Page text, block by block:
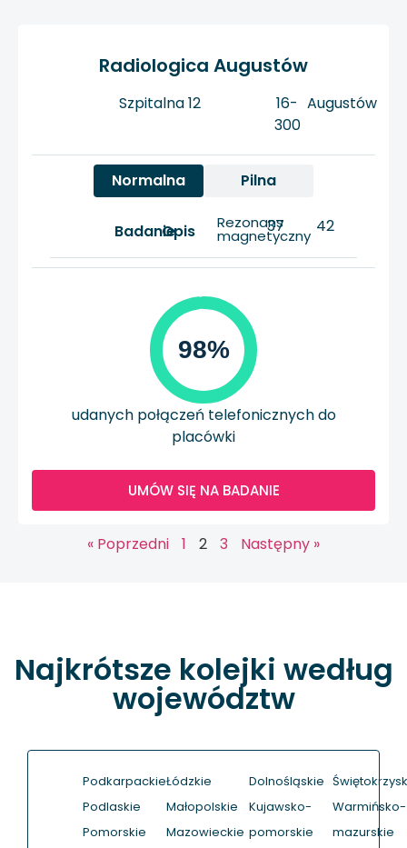
Radiologica Augustów
Szpitalna 12
16-
300
Augustów
Normalna Pilna
BadanieOpis Rezonans
magnetyczny
37 42
98%
udanych połączeń telefonicznych do
placówki
UMÓW SIĘ NA BADANIE
« Poprzedni 1 2 3 Następny »
Najkrótsze kolejki według
województw
Podkarpackie
Podlaskie
Pomorskie
Łódzkie
Małopolskie
Mazowieckie
Dolnośląskie
Kujawsko-
pomorskie
Warmińsko-
mazurskie